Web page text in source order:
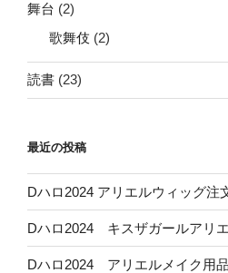
舞台 (2)
歌舞伎 (2)
読書 (23)
最近の投稿
Dハロ2024 アリエルウィッグ注
Dハロ2024 キスザガールアリ
Dハロ2024 アリエルメイク用品